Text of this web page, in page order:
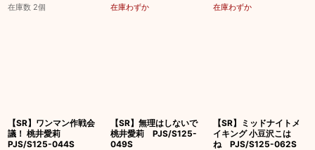
在庫数 2個 在庫わずか 在庫わずか
【SR】ワンマン作戦会
議！ 桃井愛莉
PJS/S125-044S
【SR】無理はしないで
桃井愛莉 PJS/S125-
049S
【SR】ミッドナイトメ
イキング 小豆沢こは
ね PJS/S125-062S